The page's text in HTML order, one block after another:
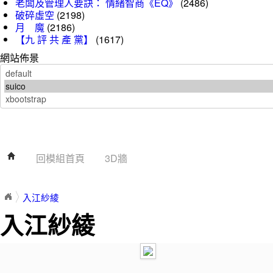
老闆及管理人要訣： 情緒智商《EQ》 (2486)
破碎虛空 (2198)
月 魔 (2186)
【九 評 共 產 黨】
(1617)
網站佈景
回模組首頁 3D牆
入江紗綾
入江紗綾